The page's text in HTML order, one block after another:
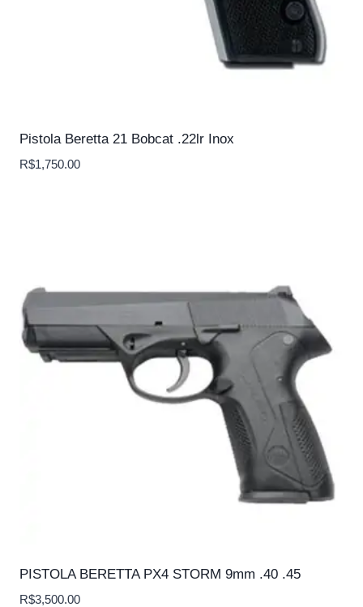
Pistola Beretta 21 Bobcat .22lr Inox
R$1,750.00
PISTOLA BERETTA PX4 STORM 9mm .40 .45
R$3,500.00